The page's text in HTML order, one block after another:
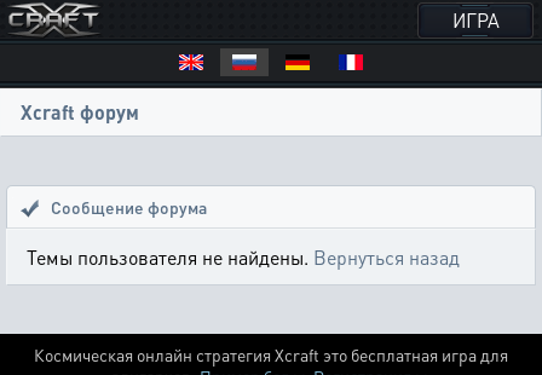
ИГРА
Xcraft форум
Сообщение форума
Темы пользователя не найдены. Вернуться назад
Космическая онлайн стратегия Xcraft это бесплатная игра для